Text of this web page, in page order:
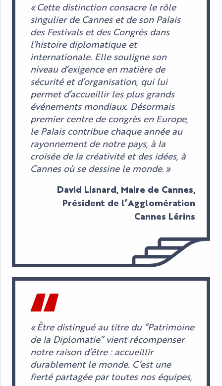
« Cette distinction consacre le rôle
singulier de Cannes et de son Palais
des Festivals et des Congrès dans
l’histoire diplomatique et
internationale. Elle souligne son
niveau d’exigence en matière de
sécurité et d’organisation, qui lui
permet d’accueillir les plus grands
événements mondiaux. Désormais
premier centre de congrès en Europe,
le Palais contribue chaque année au
rayonnement de notre pays, à la
croisée de la créativité et des idées, à
Cannes où se dessine le monde. »
David Lisnard, Maire de Cannes,
Président de l’Agglomération
Cannes Lérins
« Être distingué au titre du “Patrimoine
de la Diplomatie” vient récompenser
notre raison d’être : accueillir
durablement le monde. C’est une
fierté partagée par toutes nos équipes,